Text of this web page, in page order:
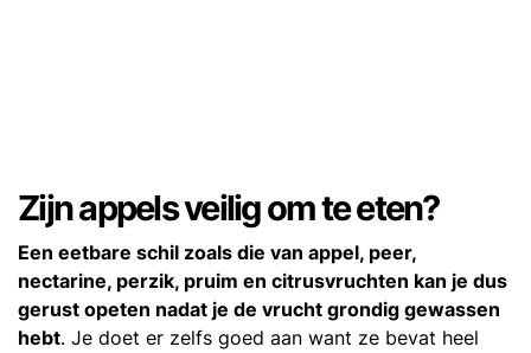
Zijn appels veilig om te eten?
Een eetbare schil zoals die van appel, peer,
nectarine, perzik, pruim en citrusvruchten kan je dus
gerust opeten nadat je de vrucht grondig gewassen
hebt. Je doet er zelfs goed aan want ze bevat heel